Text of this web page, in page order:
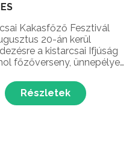
Kakasfőző Fesztivál
20-án kerül
a kistarcsai Ifjúság
főzőverseny, ünnepélyes
brakedance show,
interaktív családi és
várják a látogatókat
Részletek